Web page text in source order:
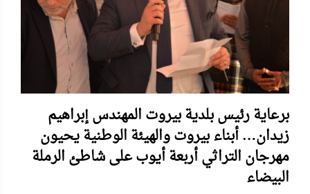
برعاية رئيس بلدية بيروت المهندس إبراهيم
زيدان… أبناء بيروت والهيئة الوطنية يحيون
مهرجان التراثي أربعة أيوب على شاطئ الرملة
البيضاء